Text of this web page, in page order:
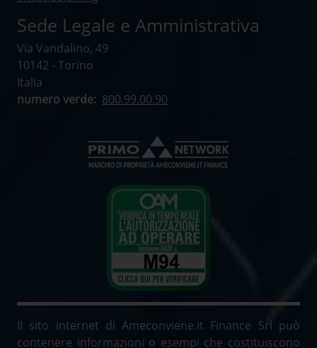
Sede Legale e Amministrativa
Via Vandalino, 49
10142 - Torino
Italia
numero verde: 800.99.00.90
Il sito internet di Ameconviene.it Finance Srl può
contenere informazioni o esempi che costituiscono